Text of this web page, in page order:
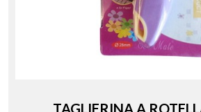
TAGLIERINA A